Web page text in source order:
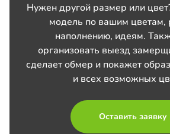
Нужен другой размер или
модель по вашим цветам,
наполнению, идеям.
организовать выезд
сделает обмер и покажет
и всех возможных
Оставить заявку